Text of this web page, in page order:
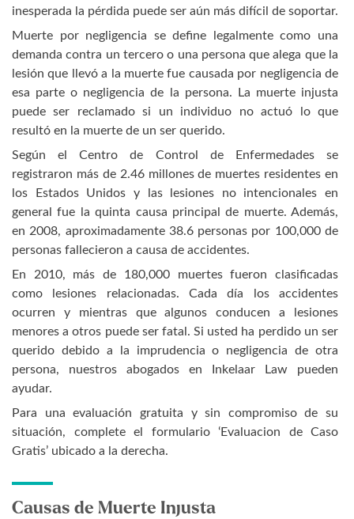
inesperada la pérdida puede ser aún más difícil de soportar.
Muerte por negligencia se define legalmente como una
demanda contra un tercero o una persona que alega que la
lesión que llevó a la muerte fue causada por negligencia de
esa parte o negligencia de la persona. La muerte injusta
puede ser reclamado si un individuo no actuó lo que
resultó en la muerte de un ser querido.
Según el Centro de Control de Enfermedades se
registraron más de 2.46 millones de muertes residentes en
los Estados Unidos y las lesiones no intencionales en
general fue la quinta causa principal de muerte. Además,
en 2008, aproximadamente 38.6 personas por 100,000 de
personas fallecieron a causa de accidentes.
En 2010, más de 180,000 muertes fueron clasificadas
como lesiones relacionadas. Cada día los accidentes
ocurren y mientras que algunos conducen a lesiones
menores a otros puede ser fatal. Si usted ha perdido un ser
querido debido a la imprudencia o negligencia de otra
persona, nuestros abogados en Inkelaar Law pueden
ayudar.
Para una evaluación gratuita y sin compromiso de su
situación, complete el formulario ‘Evaluacion de Caso
Gratis’ ubicado a la derecha.
Causas de Muerte Injusta